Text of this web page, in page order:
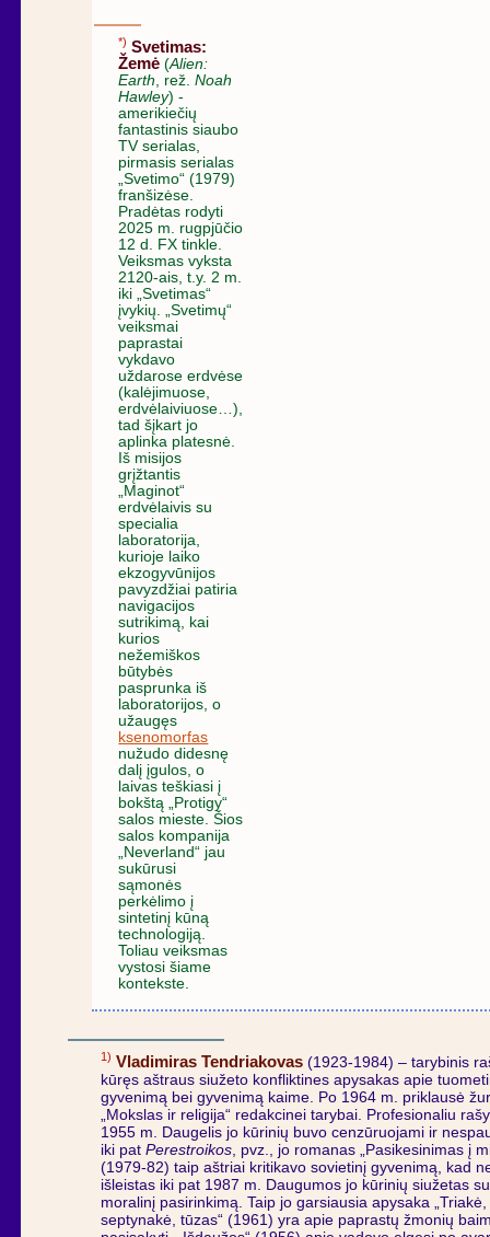
*) Svetimas:
Žemė (Alien:
Earth, rež.Noah
Hawley) -
amerikiečių
fantastinis siaubo
TV serialas,
pirmasis serialas
„Svetimo“ (1979)
franšizėse.
Pradėtas rodyti
2025 m. rugpjūčio
12 d. FX tinkle.
Veiksmas vyksta
2120-ais, t.y. 2 m.
iki „Svetimas“
įvykių. „Svetimų“
veiksmai
paprastai
vykdavo
uždarose erdvėse
(kalėjimuose,
erdvėlaiviuose…),
tad šįkart jo
aplinka platesnė.
Iš misijos
grįžtantis
„Maginot“
erdvėlaivis su
specialia
laboratorija,
kurioje laiko
ekzogyvūnijos
pavyzdžiai patiria
navigacijos
sutrikimą, kai
kurios
nežemiškos
būtybės
pasprunka iš
laboratorijos, o
užaugęs
ksenomorfas
nužudo didesnę
dalį įgulos, o
laivas teškiasi į
bokštą „Protigy“
salos mieste. Šios
salos kompanija
„Neverland“ jau
sukūrusi
sąmonės
perkėlimo į
sintetinį kūną
technologiją.
Toliau veiksmas
vystosi šiame
kontekste.
1) Vladimiras Tendriakovas (1923-1984) – tarybinis
kūręs aštraus siužeto konfliktines apysakas apie
gyvenimą bei gyvenimą kaime. Po 1964 m. priklausė
„Mokslas ir religija“ redakcinei tarybai. Profesionaliu
1955 m. Daugelis jo kūrinių buvo cenzūruojami ir
iki patPerestroikos , pvz., jo romanas „Pasikesinimas į
(1979-82) taip aštriai kritikavo sovietinį gyvenimą, kad
išleistas iki pat 1987 m. Daugumos jo kūrinių siužetas
moralinį pasirinkimą. Taip jo garsiausia apysaka „Triakė,
septynakė, tūzas“ (1961) yra apie paprastų žmonių